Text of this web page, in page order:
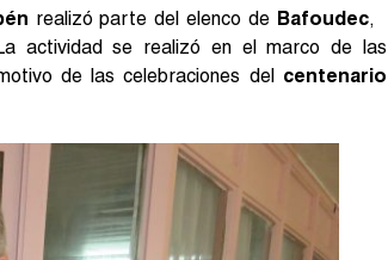
realizó parte del elenco de Bafoudec,
actividad se realizó en el marco de las
de las celebraciones delcentenario